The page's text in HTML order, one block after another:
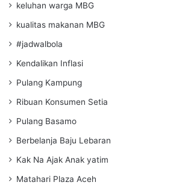
keluhan warga MBG
kualitas makanan MBG
#jadwalbola
Kendalikan Inflasi
Pulang Kampung
Ribuan Konsumen Setia
Pulang Basamo
Berbelanja Baju Lebaran
Kak Na Ajak Anak yatim
Matahari Plaza Aceh